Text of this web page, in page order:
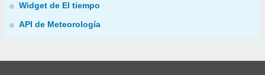
Widget de El tiempo
API de Meteorología